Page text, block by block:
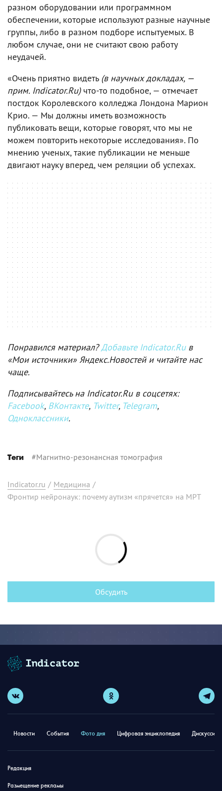
разном оборудовании или программном
обеспечении, которые используют разные научные
группы, либо в разном подборе испытуемых. В
любом случае, они не считают свою работу
неудачей.
«Очень приятно видеть (в научных докладах, —
прим. Indicator.Ru)что-то подобное, — отмечает
постдок Королевского колледжа Лондона Марион
Крио. — Мы должны иметь возможность
публиковать вещи, которые говорят, что мы не
можем повторить некоторые исследования». По
мнению ученых, такие публикации не меньше
двигают науку вперед, чем реляции об успехах.
Понравился материал?Добавьте Indicator.Ruв
«Мои источники» Яндекс.Новостей и читайте нас
чаще.
Подписывайтесь на Indicator.Ru в соцсетях:
Facebook, ВКонтакте, Twitter, Telegram,
Одноклассники.
Теги #Магнитно-резонансная томография
Indicator.ru / Медицина /
Фронтир нейронаук: почему аутизм «прячется» на МРТ
Обсудить
Новости События Фото дня Цифровая энциклопедия
Редакция
Размещение рекламы